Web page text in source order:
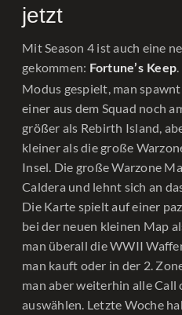
jetzt
Mit Season 4 ist auch eine
gekommen: Fortune’s Keep
Modus gespielt, man
einer aus dem Squad noch
größer als Rebirth Island,
kleiner als die große
Insel. Die große Warzone
Caldera und lehnt sich an
Die Karte spielt auf einer
bei der neuen kleinen Map
man überall die WWII
man kauft oder in der 2.
man aber weiterhin alle
auswählen. Letzte Woche